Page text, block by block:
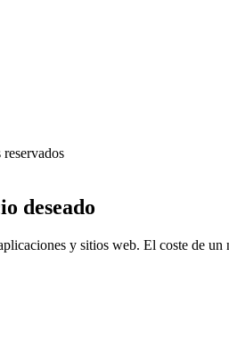
deseado
y sitios web. El coste de un